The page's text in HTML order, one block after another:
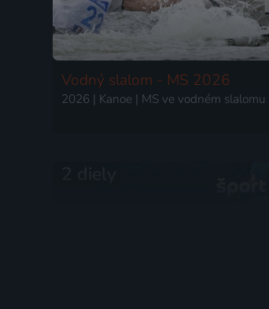
Vodný slalom - MS 2026
2026 | Kanoe | MS ve vodném slalomu